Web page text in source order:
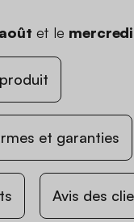
et le
et garanties
Avis des